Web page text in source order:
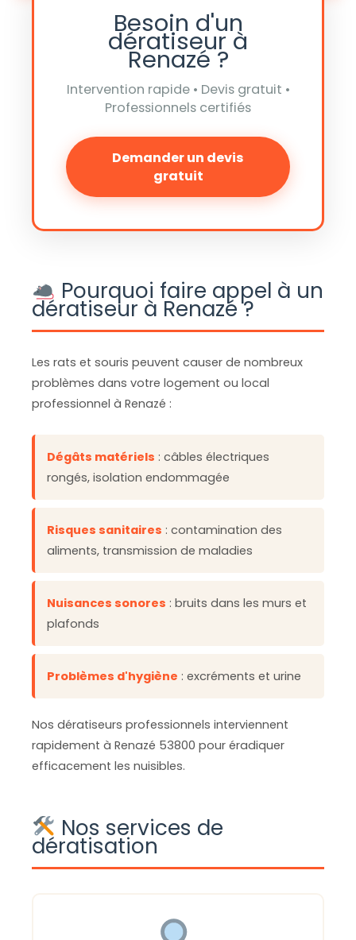
Besoin d'un
dératiseur à
Renazé ?
Intervention rapide • Devis gratuit •
Professionnels certifiés
Demander un devis
gratuit
Pourquoi faire appel à un
dératiseur à Renazé ?
Les rats et souris peuvent causer de nombreux
problèmes dans votre logement ou local
professionnel à Renazé :
Dégâts matériels : câbles électriques
rongés, isolation endommagée
Risques sanitaires : contamination des
aliments, transmission de maladies
Nuisances sonores : bruits dans les murs et
plafonds
Problèmes d'hygiène : excréments et urine
Nos dératiseurs professionnels interviennent
rapidement à Renazé 53800 pour éradiquer
efficacement les nuisibles.
Nos services de
dératisation